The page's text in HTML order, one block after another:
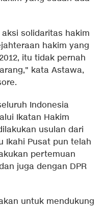
solidaritas hakim
hakim yang
itu tidak pernah
kata Astawa,
Indonesia
Ikatan Hakim
usulan dari
Ikahi Pusat pun telah
pertemuan
juga dengan DPR
untuk mendukung